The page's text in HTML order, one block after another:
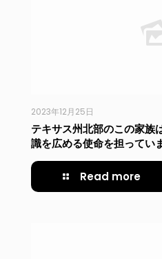
2023年12月25日
テキサス州北部のこの家族
識を広める使命を担ってい
Read more